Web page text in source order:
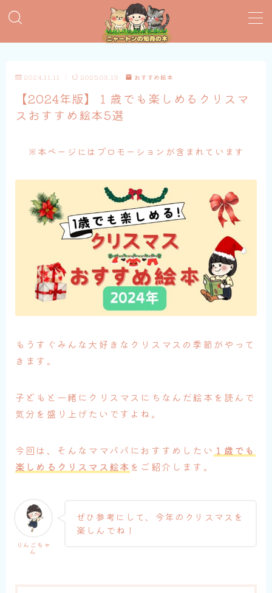
MENU
おすすめ絵本
子育てグッズ
おうち英語
知って得する子育て情報
2024.11.11 2025.03.19 おすすめ絵本
【2024年版】１歳でも楽しめるクリスマ
スおすすめ絵本5選
※本ページにはプロモーションが含まれています
もうすぐみんな大好きなクリスマスの季節がやって
きます。
子どもと一緒にクリスマスにちなんだ絵本を読んで
気分を盛り上げたいですよね。
今回は、そんなママパパにおすすめしたい １歳でも
楽しめるクリスマス絵本をご紹介します。
りんごちゃ
ん
ぜひ参考にして、今年のクリスマスを
楽しんでね！